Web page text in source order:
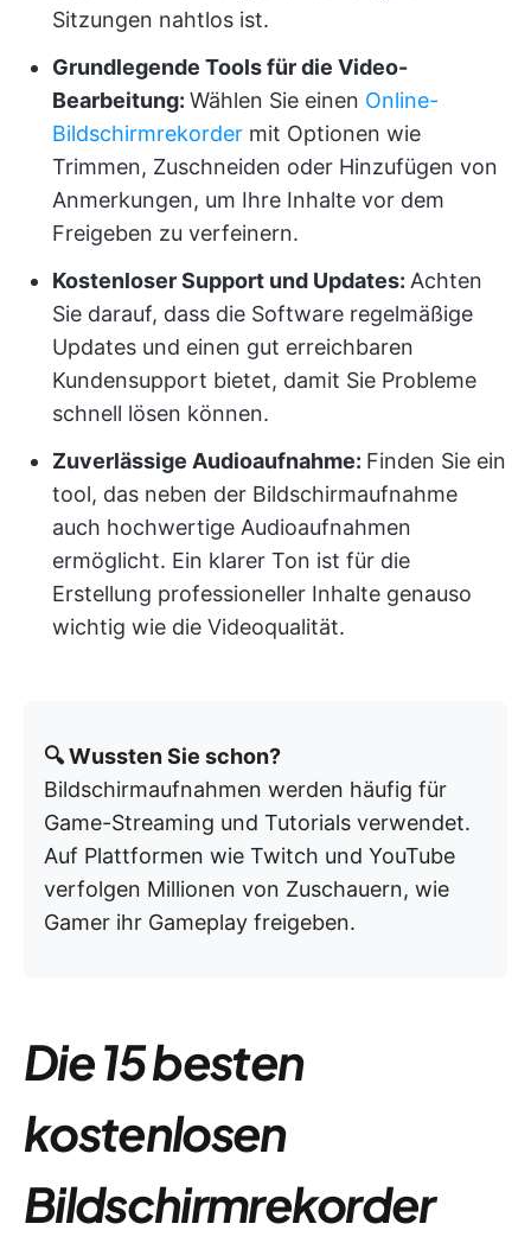
Sitzungen nahtlos ist.
Grundlegende Tools für die Video-
Bearbeitung: Wählen Sie einen Online-
Bildschirmrekorder mit Optionen wie
Trimmen, Zuschneiden oder Hinzufügen von
Anmerkungen, um Ihre Inhalte vor dem
Freigeben zu verfeinern.
Kostenloser Support und Updates: Achten
Sie darauf, dass die Software regelmäßige
Updates und einen gut erreichbaren
Kundensupport bietet, damit Sie Probleme
schnell lösen können.
Zuverlässige Audioaufnahme: Finden Sie ein
tool, das neben der Bildschirmaufnahme
auch hochwertige Audioaufnahmen
ermöglicht. Ein klarer Ton ist für die
Erstellung professioneller Inhalte genauso
wichtig wie die Videoqualität.
🔍 Wussten Sie schon?
Bildschirmaufnahmen werden häufig für
Game-Streaming und Tutorials verwendet.
Auf Plattformen wie Twitch und YouTube
verfolgen Millionen von Zuschauern, wie
Gamer ihr Gameplay freigeben.
Die 15 besten
kostenlosen
Bildschirmrekorder